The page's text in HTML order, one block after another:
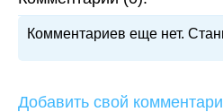
Комментариев еще нет.
Добавить свой